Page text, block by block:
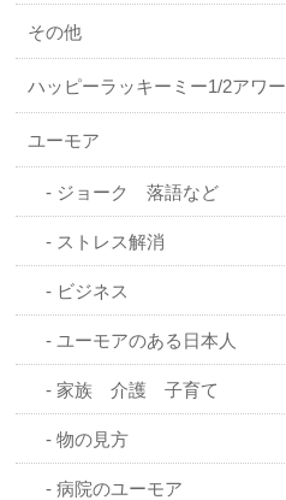
その他
ハッピーラッキーミー1/2アワー
ユーモア
ジョーク 落語など
ストレス解消
ビジネス
ユーモアのある日本人
家族 介護 子育て
物の見方
病院のユーモア